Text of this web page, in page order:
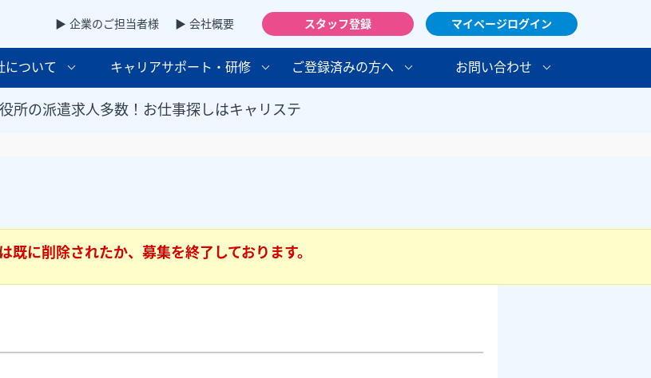
▶ 企業のご担当者様 ▶ 会社概要 スタッフ登録 マイページログイン
について キャリアサポート・研修 ご登録済みの方へ お問い合わせ
所の派遣求人多数！お仕事探しはキャリステ
既に削除されたか、募集を終了しております。